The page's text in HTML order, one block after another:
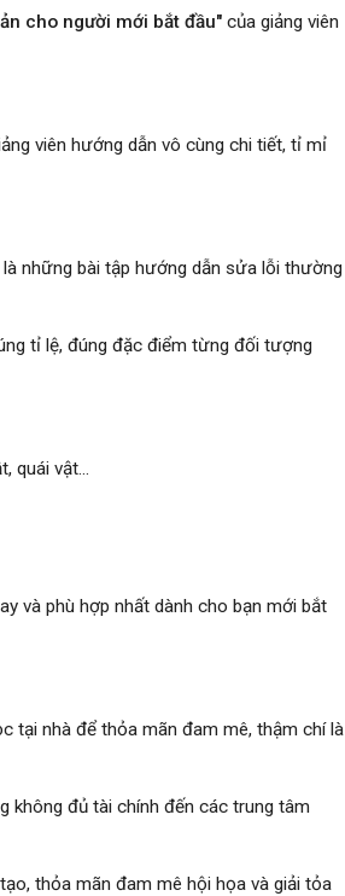
cho người mới bắt đầu" của giảng viên
viên hướng dẫn vô cùng chi tiết, tỉ mỉ
những bài tập hướng dẫn sửa lỗi thường
tỉ lệ, đúng đặc điểm từng đối tượng
quái vật...
và phù hợp nhất dành cho bạn mới bắt
tại nhà để thỏa mãn đam mê, thậm chí là
không đủ tài chính đến các trung tâm
thỏa mãn đam mê hội họa và giải tỏa